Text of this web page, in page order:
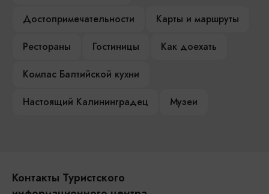
Достопримечательности
Карты и маршруты
Рестораны
Гостиницы
Как доехать
Компас Балтийской кухни
Настоящий Калининградец
Музеи
Контакты Туристского